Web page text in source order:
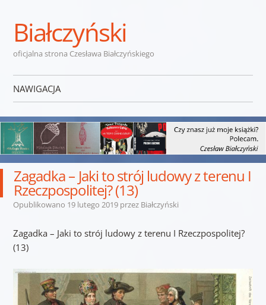
Białczyński
oficjalna strona Czesława Białczyńskiego
NAWIGACJA
Zagadka – Jaki to strój ludowy z terenu I
Rzeczpospolitej? (13)
Opublikowano 19 lutego 2019przez Białczyński
Zagadka – Jaki to strój ludowy z terenu I Rzeczpospolitej?
(13)